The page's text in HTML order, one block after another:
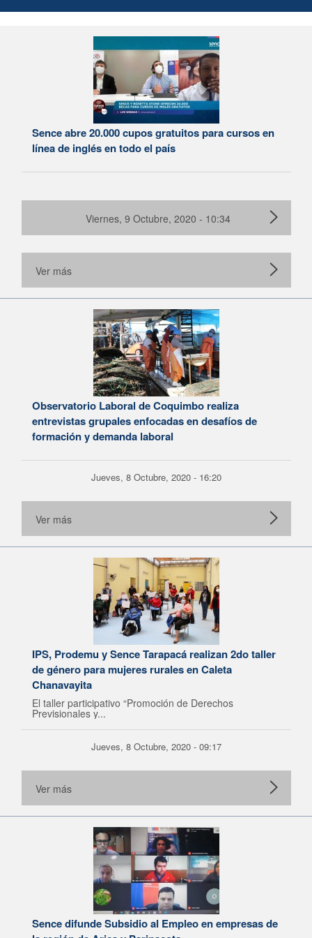
Sence abre 20.000 cupos gratuitos para cursos en
línea de inglés en todo el país
Viernes, 9 Octubre, 2020 - 10:34
Ver más
Observatorio Laboral de Coquimbo realiza
entrevistas grupales enfocadas en desafíos de
formación y demanda laboral
Jueves, 8 Octubre, 2020 - 16:20
Ver más
IPS, Prodemu y Sence Tarapacá realizan 2do taller
de género para mujeres rurales en Caleta
Chanavayita
El taller participativo “Promoción de Derechos
Previsionales y...
Jueves, 8 Octubre, 2020 - 09:17
Ver más
Sence difunde Subsidio al Empleo en empresas de